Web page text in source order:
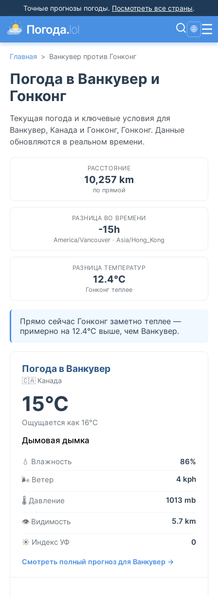
Точные прогнозы погоды. Посмотреть все страны.
Погода.lol 🌐 ☰
Главная > Ванкувер против Гонконг
Погода в Ванкувер и
Гонконг
Текущая погода и ключевые условия для
Ванкувер, Канада и Гонконг, Гонконг. Данные
обновляются в реальном времени.
РАССТОЯНИЕ
10,257 km
по прямой
РАЗНИЦА ВО ВРЕМЕНИ
-15h
America/Vancouver · Asia/Hong_Kong
РАЗНИЦА ТЕМПЕРАТУР
12.4°C
Гонконг теплее
Прямо сейчас Гонконг заметно теплее —
примерно на 12.4°C выше, чем Ванкувер.
Погода в Ванкувер
🇨🇦 Канада
15°C
Ощущается как 16°C
Дымовая дымка
💧 Влажность
86%
🌬️ Ветер
4 kph
🌡️ Давление 1013 mb
👁️ Видимость 5.7 km
☀️ Индекс УФ 0
Смотреть полный прогноз для Ванкувер →